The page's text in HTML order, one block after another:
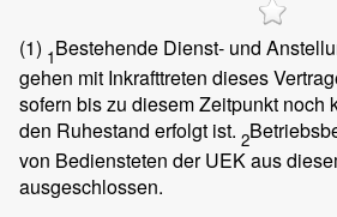
(1) 1Bestehende Dienst- und
gehen mit Inkrafttreten dieses
sofern bis zu diesem Zeitpunkt noch
den Ruhestand erfolgt ist. 2
von Bediensteten der UEK aus
ausgeschlossen.